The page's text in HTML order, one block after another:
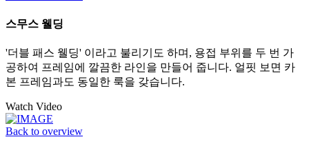
스무스 웰딩
'더블 패스 웰딩' 이라고 불리기도 하며, 용접 부위를 두 번 가
공하여 프레임에 깔끔한 라인을 만들어 줍니다. 얼핏 보면 카
본 프레임과도 동일한 룩을 갖습니다.
Watch Video
Back to overview